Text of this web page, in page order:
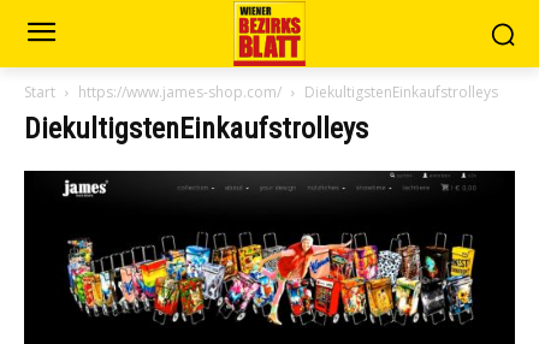
Start https://www.james-shop.com/ DiekultigstenEinkaufstrolleys
DiekultigstenEinkaufstrolleys